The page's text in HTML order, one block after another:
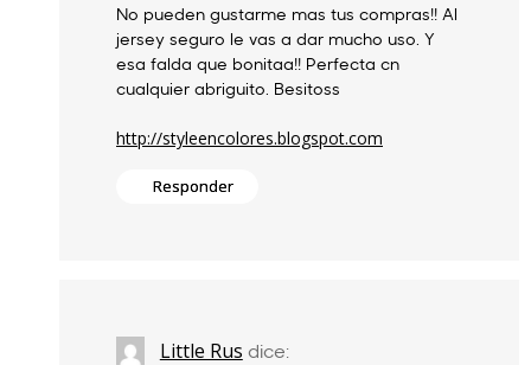
No pueden gustarme mas tus compras!! Al
jersey seguro le vas a dar mucho uso. Y
esa falda que bonitaa!! Perfecta cn
cualquier abriguito. Besitoss
http://styleencolores.blogspot.com
Responder
Little Rus dice: